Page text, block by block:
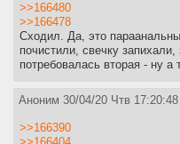
>>166480
>>166478
Сходил. Да, это
почистили, свечку
потребовалась вторая - ну а
Аноним 30/04/20 Чтв 17:20:48
>>166390